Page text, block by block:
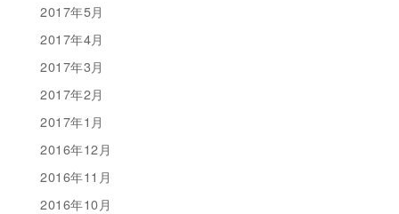
2017年5月
2017年4月
2017年3月
2017年2月
2017年1月
2016年12月
2016年11月
2016年10月